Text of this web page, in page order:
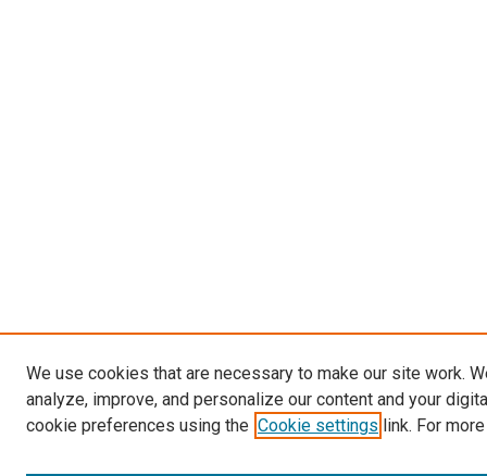
We use cookies that are necessary to make our site work.
analyze, improve, and personalize our content and your
cookie preferences using the Cookie settings link. For